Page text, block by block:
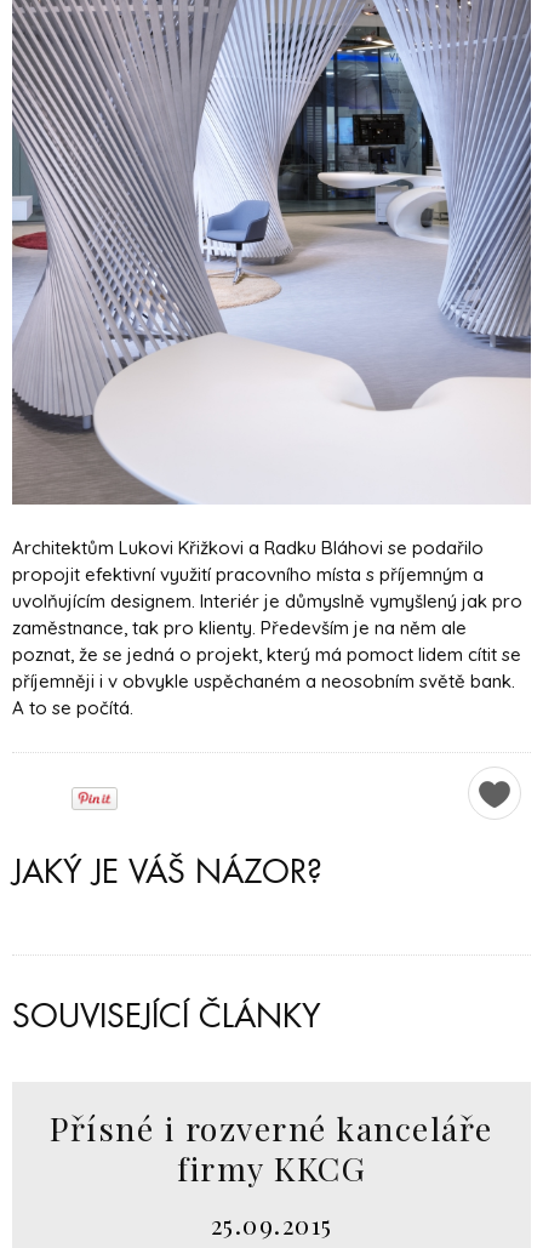
Architektům Lukovi Křižkovi a Radku Bláhovi se podařilo
propojit efektivní využití pracovního místa s příjemným a
uvolňujícím designem. Interiér je důmyslně vymyšlený jak pro
zaměstnance, tak pro klienty. Především je na něm ale
poznat, že se jedná o projekt, který má pomoct lidem cítit se
příjemněji i v obvykle uspěchaném a neosobním světě bank.
A to se počítá.
JAKÝ JE VÁŠ NÁZOR?
SOUVISEJÍCÍ ČLÁNKY
Přísné i rozverné kanceláře
firmy KKCG
25.09.2015